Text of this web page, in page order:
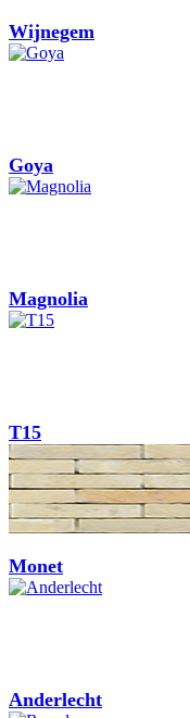
Wijnegem
Goya
Magnolia
T15
Monet
Anderlecht